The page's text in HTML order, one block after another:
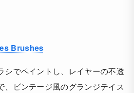
Brushes
シでペイントし、レイヤーの不透
、ビンテージ風のグランジテイス